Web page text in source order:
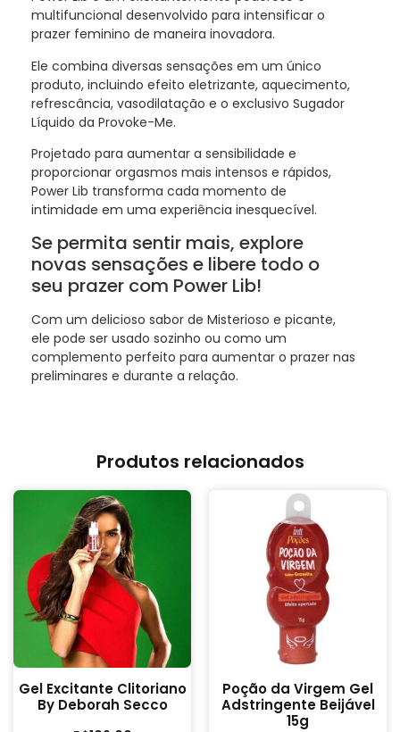
multifuncional desenvolvido para intensificar o
prazer feminino de maneira inovadora.
Ele combina diversas sensações em um único
produto, incluindo efeito eletrizante, aquecimento,
refrescância, vasodilatação e o exclusivo Sugador
Líquido da Provoke-Me.
Projetado para aumentar a sensibilidade e
proporcionar orgasmos mais intensos e rápidos,
Power Lib transforma cada momento de
intimidade em uma experiência inesquecível.
Se permita sentir mais, explore
novas sensações e libere todo o
seu prazer com Power Lib!
Com um delicioso sabor de Misterioso e picante,
ele pode ser usado sozinho ou como um
complemento perfeito para aumentar o prazer nas
preliminares e durante a relação.
Produtos relacionados
Gel Excitante Clitoriano
By Deborah Secco
Poção da Virgem Gel
Adstringente Beijável
15g